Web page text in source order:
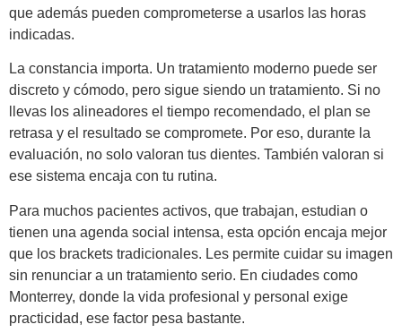
que además pueden comprometerse a usarlos las horas
indicadas.
La constancia importa. Un tratamiento moderno puede ser
discreto y cómodo, pero sigue siendo un tratamiento. Si no
llevas los alineadores el tiempo recomendado, el plan se
retrasa y el resultado se compromete. Por eso, durante la
evaluación, no solo valoran tus dientes. También valoran si
ese sistema encaja con tu rutina.
Para muchos pacientes activos, que trabajan, estudian o
tienen una agenda social intensa, esta opción encaja mejor
que los brackets tradicionales. Les permite cuidar su imagen
sin renunciar a un tratamiento serio. En ciudades como
Monterrey, donde la vida profesional y personal exige
practicidad, ese factor pesa bastante.